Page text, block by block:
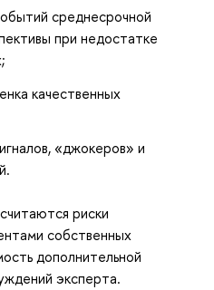
среднесрочной
при недостатке
качественных
«джокеров» и
риски
собственных
дополнительной
эксперта.